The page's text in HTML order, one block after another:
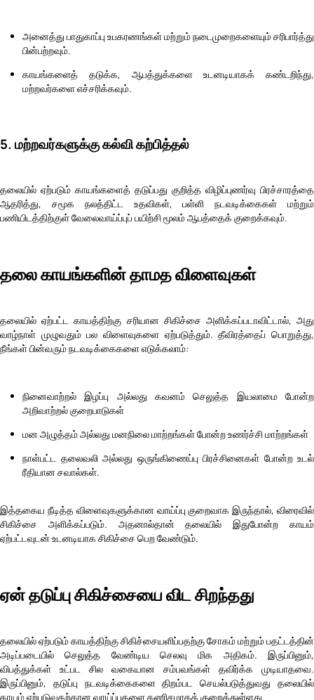
அனைத்து பாதுகாப்பு உபகரணங்கள் மற்றும் நடைமுறைகளையும் சரிபார்த்து
பின்பற்றவும்.
காயங்களைத் தடுக்க, ஆபத்துக்களை உடனடியாகக் கண்டறிந்து,
மற்றவர்களை எச்சரிக்கவும்.
5. மற்றவர்களுக்கு கல்வி கற்பித்தல்
தலையில் ஏற்படும் காயங்களைத் தடுப்பது குறித்த விழிப்புணர்வு பிரச்சாரத்தை
ஆதரித்து, சமூக நலத்திட்ட உதவிகள், பள்ளி நடவடிக்கைகள் மற்றும்
பணியிடத்திற்குள் வேலைவாய்ப்புப் பயிற்சி மூலம் ஆபத்தைக் குறைக்கவும்.
தலை காயங்களின் தாமத விளைவுகள்
தலையில் ஏற்பட்ட காயத்திற்கு சரியான சிகிச்சை அளிக்கப்படாவிட்டால், அது
வாழ்நாள் முழுவதும் பல விளைவுகளை ஏற்படுத்தும். தீவிரத்தைப் பொறுத்து,
நீங்கள் பின்வரும் நடவடிக்கைகளை எடுக்கலாம்:
நினைவாற்றல் இழப்பு அல்லது கவனம் செலுத்த இயலாமை போன்ற
அறிவாற்றல் குறைபாடுகள்
மன அழுத்தம் அல்லது மனநிலை மாற்றங்கள் போன்ற உணர்ச்சி மாற்றங்கள்
நாள்பட்ட தலைவலி அல்லது ஒருங்கிணைப்பு பிரச்சினைகள் போன்ற உடல்
ரீதியான சவால்கள்.
இத்தகைய நீடித்த விளைவுகளுக்கான வாய்ப்பு குறைவாக இருந்தால், விரைவில்
சிகிச்சை அளிக்கப்படும். அதனால்தான் தலையில் இதுபோன்ற காயம்
ஏற்பட்டவுடன் உடனடியாக சிகிச்சை பெற வேண்டும்.
ஏன் தடுப்பு சிகிச்சையை விட சிறந்தது
தலையில் ஏற்படும் காயத்திற்கு சிகிச்சையளிப்பதற்கு சோகம் மற்றும் பதட்டத்தின்
அடிப்படையில் செலுத்த வேண்டிய செலவு மிக அதிகம். இருப்பினும்,
விபத்துக்கள் உட்பட சில வகையான சம்பவங்கள் தவிர்க்க முடியாதவை.
இருப்பினும், தடுப்பு நடவடிக்கைகளை திறம்பட செயல்படுத்துவது தலையில்
காயம் ஏற்படுவதற்கான வாய்ப்புகளை கணிசமாகக் குறைத்துள்ளது.